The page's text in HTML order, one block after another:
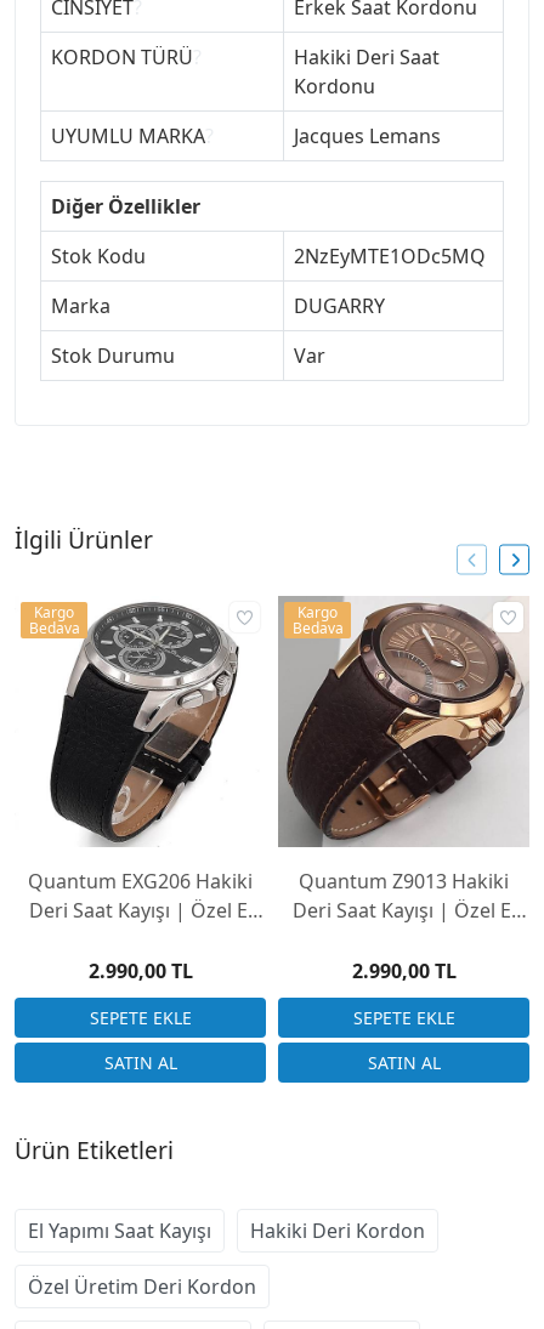
CİNSİYET
Erkek Saat Kordonu
KORDON TÜRÜ
Hakiki Deri Saat
Kordonu
UYUMLU MARKA
Jacques Lemans
Diğer Özellikler
Stok Kodu
2NzEyMTE1ODc5MQ
Marka
DUGARRY
Stok Durumu
Var
İlgili Ürünler
Quantum EXG206 Hakiki
Deri Saat Kayışı | Özel El
2.990,00 TL
Kargo
Bedava
Quantum Z9013 Hakiki
Deri Saat Kayışı | Özel El
2.990,00 TL
Kargo
Bedava
Ürün Etiketleri
El Yapımı Saat Kayışı Hakiki Deri Kordon
Özel Üretim Deri Kordon